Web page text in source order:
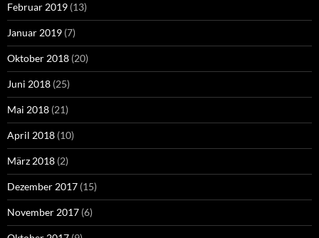
Februar 2019 (13)
Januar 2019 (7)
Oktober 2018 (20)
Juni 2018 (25)
Mai 2018 (21)
April 2018 (10)
März 2018 (2)
Dezember 2017 (15)
November 2017 (6)